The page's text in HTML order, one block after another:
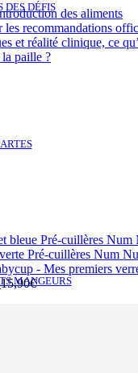
DES DÉFIS
MANGEURS
des aliments
recommandations
et réalité clinique, ce
la paille ?
Pré-cuillères Num
Pré-cuillères Num
- Mes premiers
15,90€